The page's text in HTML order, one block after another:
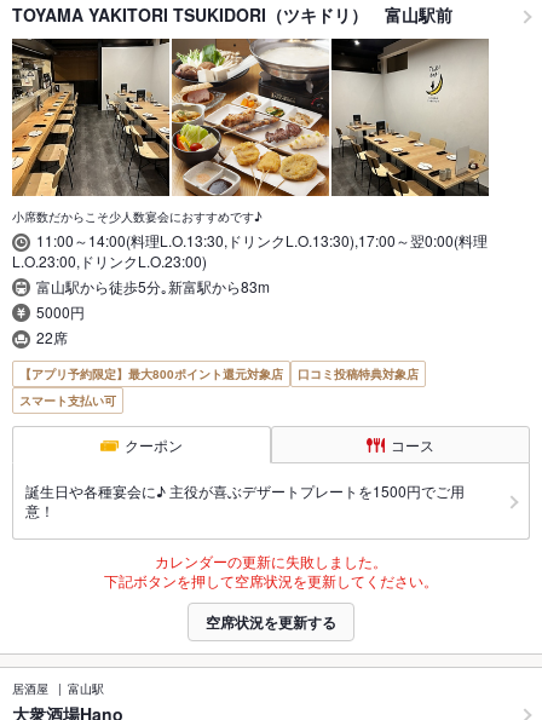
TOYAMA YAKITORI TSUKIDORI（ツキドリ） 富山駅前
小席数だからこそ少人数宴会におすすめです♪
11:00～14:00(料理L.O.13:30,ドリンクL.O.13:30),17:00～翌0:00(料理
L.O.23:00,ドリンクL.O.23:00)
富山駅から徒歩5分｡新富駅から83m
5000円
22席
【アプリ予約限定】最大800ポイント還元対象店
口コミ投稿特典対象店
スマート支払い可
クーポン コース
誕生日や各種宴会に♪ 主役が喜ぶデザートプレートを1500円でご用
意！
カレンダーの更新に失敗しました。
下記ボタンを押して空席状況を更新してください。
空席状況を更新する
居酒屋 富山駅
大衆酒場Hano